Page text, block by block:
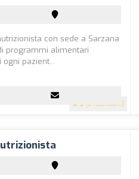
5 (8 recensioni)
con sede a Sarzana
programmi alimentari
pazient...